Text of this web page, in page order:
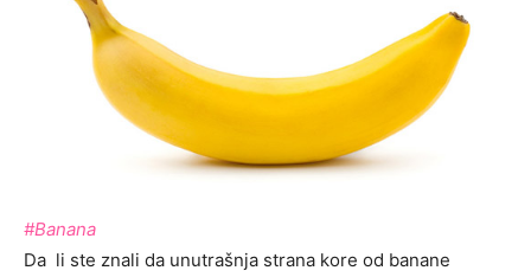
#Banana
Da li ste znali da unutrašnja strana kore od banane